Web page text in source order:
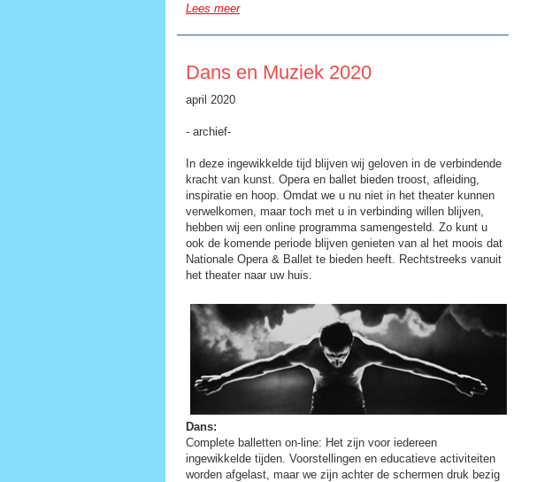
Lees meer
Dans en Muziek 2020
april 2020
- archief-
In deze ingewikkelde tijd blijven wij geloven in de verbindende
kracht van kunst. Opera en ballet bieden troost, afleiding,
inspiratie en hoop. Omdat we u nu niet in het theater kunnen
verwelkomen, maar toch met u in verbinding willen blijven,
hebben wij een online programma samengesteld. Zo kunt u
ook de komende periode blijven genieten van al het moois dat
Nationale Opera & Ballet te bieden heeft. Rechtstreeks vanuit
het theater naar uw huis.
Dans:
Complete balletten on-line: Het zijn voor iedereen
ingewikkelde tijden. Voorstellingen en educatieve activiteiten
worden afgelast, maar we zijn achter de schermen druk bezig